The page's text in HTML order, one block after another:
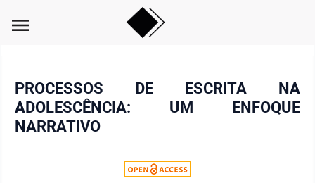
menu
PROCESSOS DE ESCRITA NA
ADOLESCÊNCIA: UM ENFOQUE
NARRATIVO